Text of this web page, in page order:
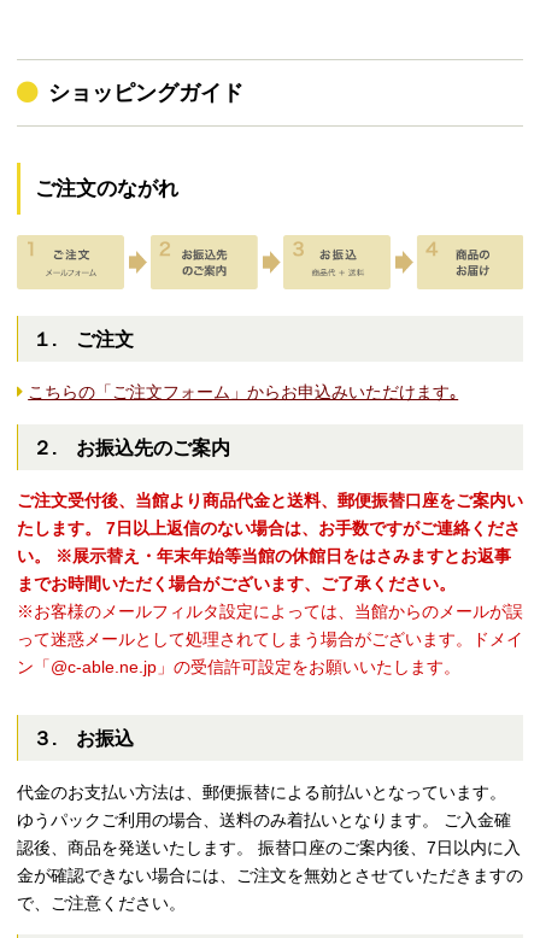
ショッピングガイド
ご注文のながれ
１. ご注文
こちらの「ご注文フォーム」からお申込みいただけます｡
２. お振込先のご案内
ご注文受付後、当館より商品代金と送料、郵便振替口座をご案内い
たします。
7日以上返信のない場合は、お手数ですがご連絡くださ
い。
※展示替え・年末年始等当館の休館日をはさみますとお返事
までお時間いただく場合がございます、ご了承ください。
※お客様のメールフィルタ設定によっては、当館からのメールが誤
って迷惑メールとして処理されてしまう場合がございます。ドメイ
ン「@c-able.ne.jp」の受信許可設定をお願いいたします。
３. お振込
代金のお支払い方法は、郵便振替による前払いとなっています。
ゆうパックご利用の場合、送料のみ着払いとなります。 ご入金確
認後、商品を発送いたします。 振替口座のご案内後、7日以内に入
金が確認できない場合には、ご注文を無効とさせていただきますの
で、ご注意ください。